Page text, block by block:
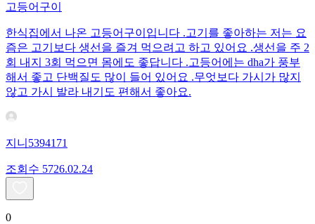
고등어구이
한식집에서 나온 고등어구이입니다 .고기를 좋아하는 저는 요
즘은 고기보다 생선을 즐겨 먹으려고 하고 있어요 .생선을 주 2
회 내지 3회 먹으면 몸에도 좋답니다 .고등어에는 dha가 풍부
해서 좋고 단백질도 많이 들어 있어요 .무엇보다 가시가 많지
않고 가시 발라 내기도 편해서 좋아요.
지니5394171
조회수 5726.02.24
0